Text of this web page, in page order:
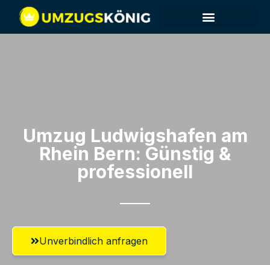
Umzug Ludwigshafen am
Rhein​ Bern: Günstig &
professionell​
Unverbindlich anfragen